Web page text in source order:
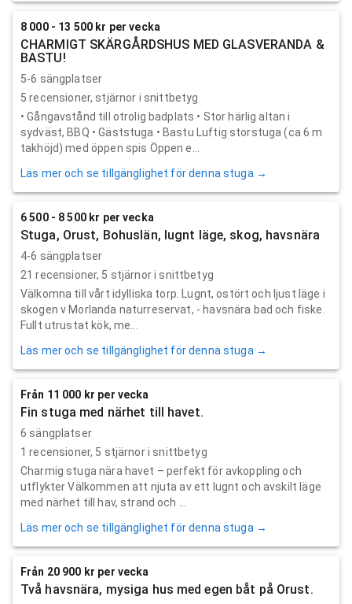
8 000 - 13 500 kr per vecka
CHARMIGT SKÄRGÅRDSHUS MED GLASVERANDA &
BASTU!
5-6 sängplatser
5 recensioner, stjärnor i snittbetyg
• Gångavstånd till otrolig badplats • Stor härlig altan i
sydväst, BBQ • Gäststuga • Bastu Luftig storstuga (ca 6 m
takhöjd) med öppen spis Öppen e...
Läs mer och se tillgänglighet för denna stuga →
6 500 - 8 500 kr per vecka
Stuga, Orust, Bohuslän, lugnt läge, skog, havsnära
4-6 sängplatser
21 recensioner, 5 stjärnor i snittbetyg
Välkomna till vårt idylliska torp. Lugnt, ostört och ljust läge i
skogen v Morlanda naturreservat, - havsnära bad och fiske.
Fullt utrustat kök, me...
Läs mer och se tillgänglighet för denna stuga →
Från 11 000 kr per vecka
Fin stuga med närhet till havet.
6 sängplatser
1 recensioner, 5 stjärnor i snittbetyg
Charmig stuga nära havet – perfekt för avkoppling och
utflykter Välkommen att njuta av ett lugnt och avskilt läge
med närhet till hav, strand och ...
Läs mer och se tillgänglighet för denna stuga →
Från 20 900 kr per vecka
Två havsnära, mysiga hus med egen båt på Orust.